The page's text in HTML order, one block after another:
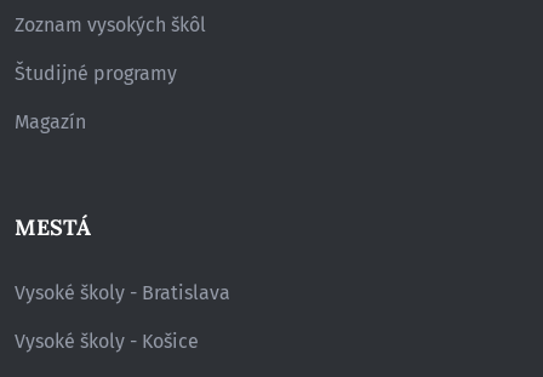
Zoznam vysokých škôl
Študijné programy
Magazín
MESTÁ
Vysoké školy - Bratislava
Vysoké školy - Košice